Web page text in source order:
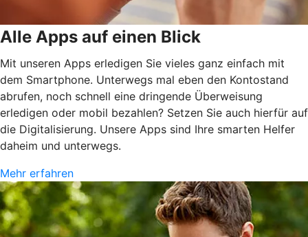
Alle Apps auf einen Blick
Mit unseren Apps erledigen Sie vieles ganz einfach mit
dem Smartphone. Unterwegs mal eben den Kontostand
abrufen, noch schnell eine dringende Überweisung
erledigen oder mobil bezahlen? Setzen Sie auch hierfür auf
die Digitalisierung. Unsere Apps sind Ihre smarten Helfer
daheim und unterwegs.
Mehr erfahren